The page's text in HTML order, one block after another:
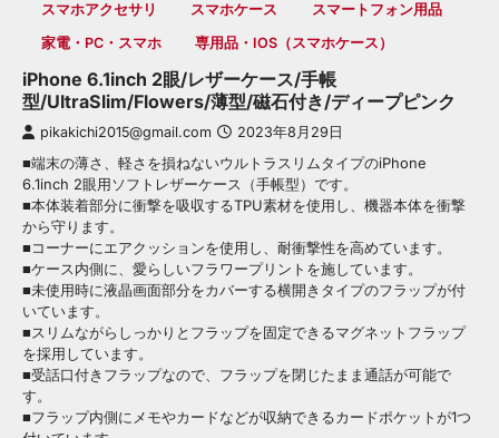
スマホアクセサリ スマホケース
スマートフォン用品
家電・PC・スマホ
専用品・iOS（スマホケース）
iPhone 6.1inch 2眼/レザーケース/手帳
型/UltraSlim/Flowers/薄型/磁石付き/ディープピンク
pikakichi2015@gmail.com 2023年8月29日
■端末の薄さ、軽さを損ねないウルトラスリムタイプのiPhone
6.1inch 2眼用ソフトレザーケース（手帳型）です。
■本体装着部分に衝撃を吸収するTPU素材を使用し、機器本体を衝撃
から守ります。
■コーナーにエアクッションを使用し、耐衝撃性を高めています。
■ケース内側に、愛らしいフラワープリントを施しています。
■未使用時に液晶画面部分をカバーする横開きタイプのフラップが付
いています。
■スリムながらしっかりとフラップを固定できるマグネットフラップ
を採用しています。
■受話口付きフラップなので、フラップを閉じたまま通話が可能で
す。
■フラップ内側にメモやカードなどが収納できるカードポケットが1つ